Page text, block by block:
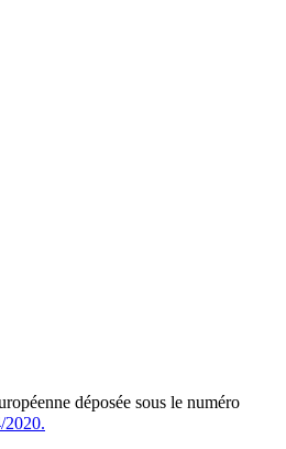
déposée sous le numéro
2020.